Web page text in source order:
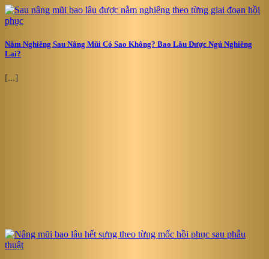
Nằm Nghiêng Sau Nâng Mũi Có Sao Không? Bao Lâu Được Ngủ Nghiêng
Lại?
[...]